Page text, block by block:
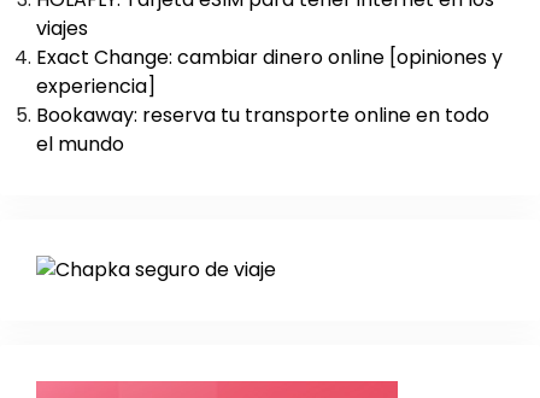
viajes
Exact Change: cambiar dinero online [opiniones y
experiencia]
Bookaway: reserva tu transporte online en todo
el mundo